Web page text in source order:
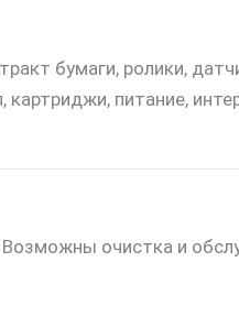
бумаги, ролики,
картриджи, питание,
очистка и